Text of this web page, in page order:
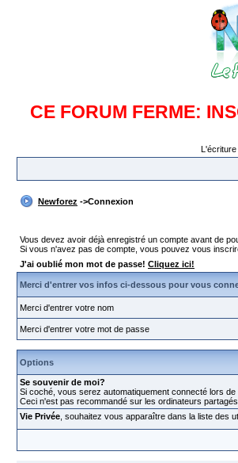
CE FORUM FERME:
Newforez ->Connexion
Vous devez avoir déjà enregistré un compte avant de
Si vous n'avez pas de compte, vous pouvez vous
J'ai oublié mon mot de passe! Cliquez ici!
Merci d'entrer vos infos ci-dessous pour vous
Merci d'entrer votre nom
Merci d'entrer votre mot de passe
Options
Se souvenir de moi?
Si coché, vous serez automatiquement connecté lors
Ceci n'est pas recommandé sur les ordinateurs
Vie Privée , souhaitez vous apparaître dans la liste des